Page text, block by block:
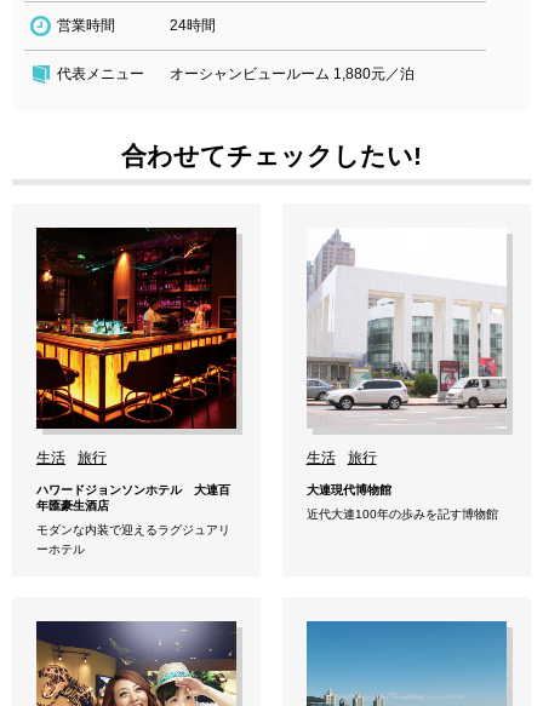
営業時間 24時間
代表メニュー オーシャンビュールーム 1,880元／泊
合わせてチェックしたい!
生活 旅行
ハワードジョンソンホテル 大連百
年匯豪生酒店
モダンな内装で迎えるラグジュアリ
ーホテル
生活 旅行
大連現代博物館
近代大連100年の歩みを記す博物館